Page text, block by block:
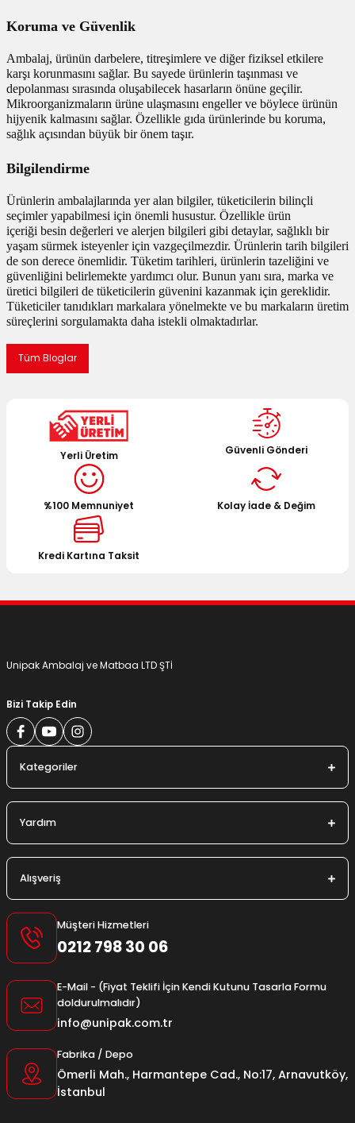
Koruma ve Güvenlik
Ambalaj, ürünün darbelere, titreşimlere ve diğer fiziksel etkilere
karşı korunmasını sağlar. Bu sayede ürünlerin taşınması ve
depolanması sırasında oluşabilecek hasarların önüne geçilir.
Mikroorganizmaların ürüne ulaşmasını engeller ve böylece ürünün
hijyenik kalmasını sağlar. Özellikle gıda ürünlerinde bu koruma,
sağlık açısından büyük bir önem taşır.
Bilgilendirme
Ürünlerin ambalajlarında yer alan bilgiler, tüketicilerin bilinçli
seçimler yapabilmesi için önemli husustur. Özellikle ürün
içeriği besin değerleri ve alerjen bilgileri gibi detaylar, sağlıklı bir
yaşam sürmek isteyenler için vazgeçilmezdir. Ürünlerin tarih bilgileri
de son derece önemlidir. Tüketim tarihleri, ürünlerin tazeliğini ve
güvenliğini belirlemekte yardımcı olur. Bunun yanı sıra, marka ve
üretici bilgileri de tüketicilerin güvenini kazanmak için gereklidir.
Tüketiciler tanıdıkları markalara yönelmekte ve bu markaların üretim
süreçlerini sorgulamakta daha istekli olmaktadırlar.
Tüm Bloglar
Yerli Üretim Güvenli Gönderi
%100 Memnuniyet Kolay İade & Değim
Kredi Kartına Taksit
Unipak Ambalaj ve Matbaa LTD ŞTİ
Bizi Takip Edin
Kategoriler
Yardım
Alışveriş
Müşteri Hizmetleri
0212 798 30 06
E-Mail - (Fiyat Teklifi İçin Kendi Kutunu Tasarla Formu
doldurulmalıdır)
info@unipak.com.tr
Fabrika / Depo
Ömerli Mah., Harmantepe Cad., No:17, Arnavutköy,
İstanbul